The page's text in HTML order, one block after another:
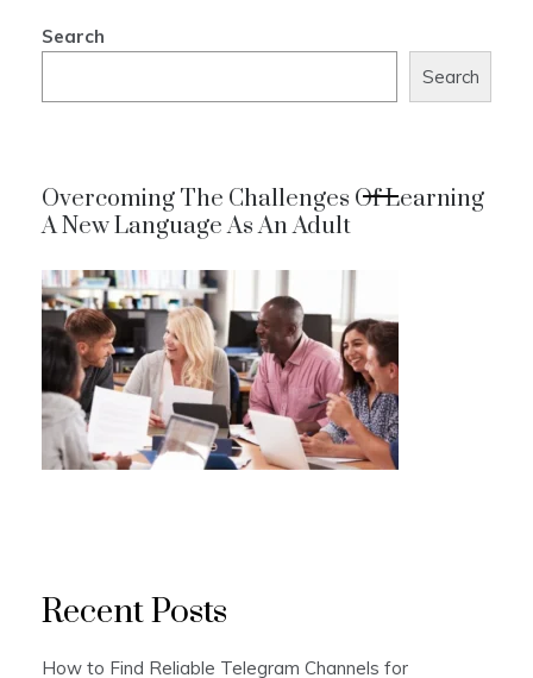
Search
Search
Overcoming The Challenges Of Learning
A New Language As An Adult
Recent Posts
How to Find Reliable Telegram Channels for